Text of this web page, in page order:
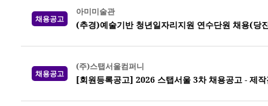
채용공고
아미미술관
(추경)예술기반 청년일자리지원 연수단원 채용(당
채용공고
(주)스탭서울컴퍼니
[회원등록공고] 2026 스탭서울 3차 채용공고 - 제